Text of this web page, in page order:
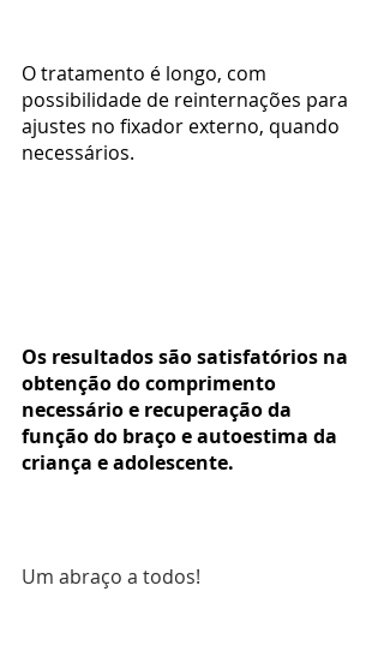
O tratamento é longo, com
possibilidade de reinternações para
ajustes no fixador externo, quando
necessários.
Os resultados são satisfatórios na
obtenção do comprimento
necessário e recuperação da
função do braço e autoestima da
criança e adolescente.
Um abraço a todos!